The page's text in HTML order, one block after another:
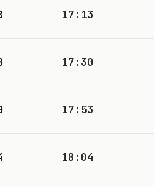
17:13
17:30
17:53
18:04